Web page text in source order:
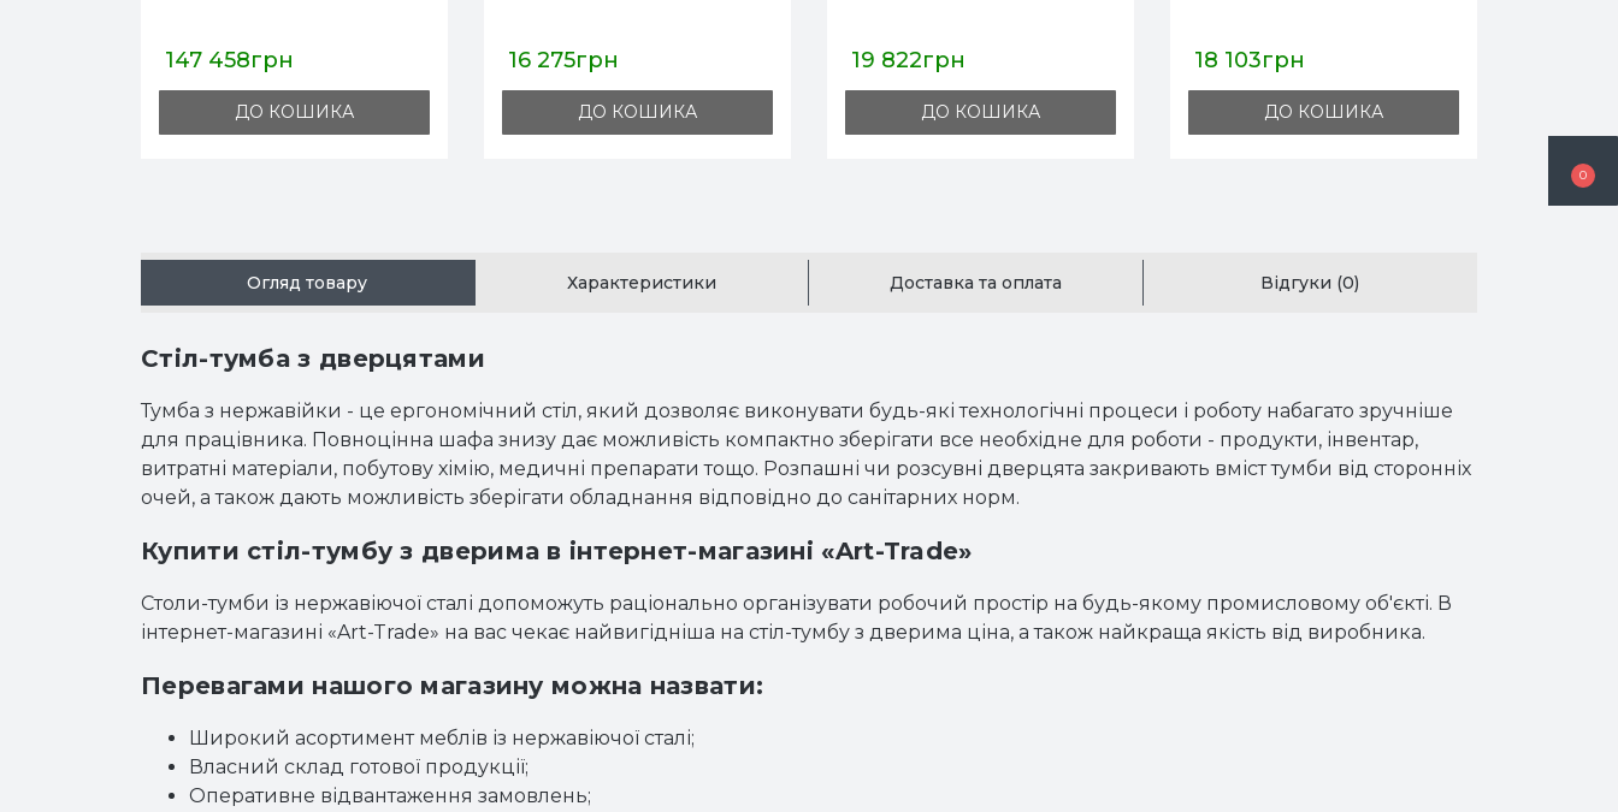
0
16 275грн
ДО КОШИКА
19 822грн
ДО КОШИКА
18 103грн
ДО КОШИКА
21 490грн
ДО КОШИКА
Огляд товару Характеристики Доставка та оплата Відгуки (0)
Стіл-тумба з дверцятами
Тумба з нержавійки - це ергономічний стіл, який дозволяє виконувати будь-які технологічні процеси і роботу набагато зручніше
для працівника. Повноцінна шафа знизу дає можливість компактно зберігати все необхідне для роботи - продукти, інвентар,
витратні матеріали, побутову хімію, медичні препарати тощо. Розпашні чи розсувні дверцята закривають вміст тумби від сторонніх
очей, а також дають можливість зберігати обладнання відповідно до санітарних норм.
Купити стіл-тумбу з дверима в інтернет-магазині «Art-Trade»
Столи-тумби із нержавіючої сталі допоможуть раціонально організувати робочий простір на будь-якому промисловому об'єкті. В
інтернет-магазині «Art-Trade» на вас чекає найвигідніша на стіл-тумбу з дверима ціна, а також найкраща якість від виробника.
Перевагами нашого магазину можна назвати:
Широкий асортимент меблів із нержавіючої сталі;
Власний склад готової продукції;
Оперативне відвантаження замовлень;